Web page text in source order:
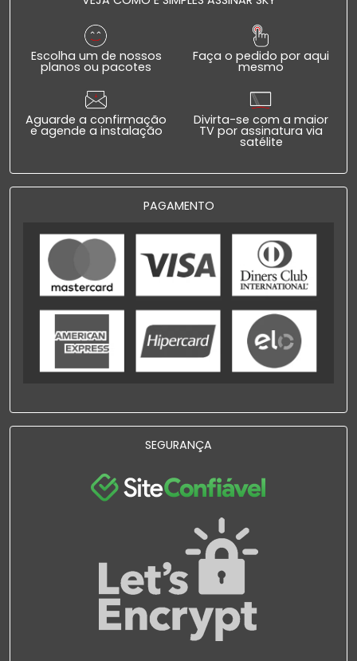
Escolha um de nossos
planos ou pacotes
Faça o pedido por aqui
mesmo
Aguarde a confirmação
e agende a instalação
Divirta-se com a maior
TV por assinatura via
satélite
PAGAMENTO
SEGURANÇA